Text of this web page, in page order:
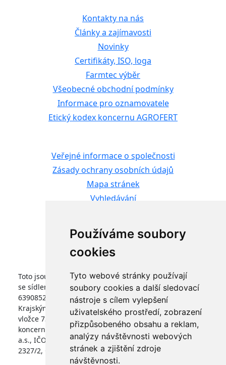
Používáme soubory
cookies
Tyto webové stránky používají
soubory cookies a další sledovací
nástroje s cílem vylepšení
uživatelského prostředí, zobrazení
přizpůsobeného obsahu a reklam,
analýzy návštěvnosti webových
stránek a zjištění zdroje
návštěvnosti.
Kontakty na nás
Články a zajímavosti
Novinky
Certifikáty, ISO, loga
Farmtec výběr
Všeobecné obchodní podmínky
Informace pro oznamovatele
Etický kodex koncernu AGROFERT
Veřejné informace o společnosti
Zásady ochrany osobních údajů
Mapa stránek
Vyhledávání
Informace pro studenty
Nastavení cookies
Toto jsou internetové stránky společnosti FARMTEC a.s.,
se sídlem Jistebnice, Tisová 326, PSČ 391 33, IČO
63908522, zapsané v obchodním rejstříku vedeném
Krajským soudem v Českých Budějovicích, v oddílu B,
vložce 736. Společnost FARMTEC a.s., je členem
koncernu AGROFERT řízeného společností AGROFERT,
a.s., IČO 26185610, se sídlem na adrese Pyšelská
2327/2, Chodov, 149 00 Praha 4.